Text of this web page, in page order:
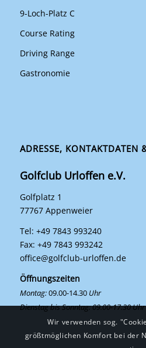
9-Loch-Platz C
Course Rating
Driving Range
Gastronomie
ADRESSE, KONTAKTDATEN
Golfclub Urloffen e.V.
Golfplatz 1
77767 Appenweier
Tel: +49 7843 993240
Fax: +49 7843 993242
office@golfclub-urloffen.de
Öffnungszeiten
Montag:09.00-14.30 Uhr
Dienstag bis Sonntag: 09.00-17.30 Uhr
Wir verwenden sog.
größtmöglichen Komfort bei der